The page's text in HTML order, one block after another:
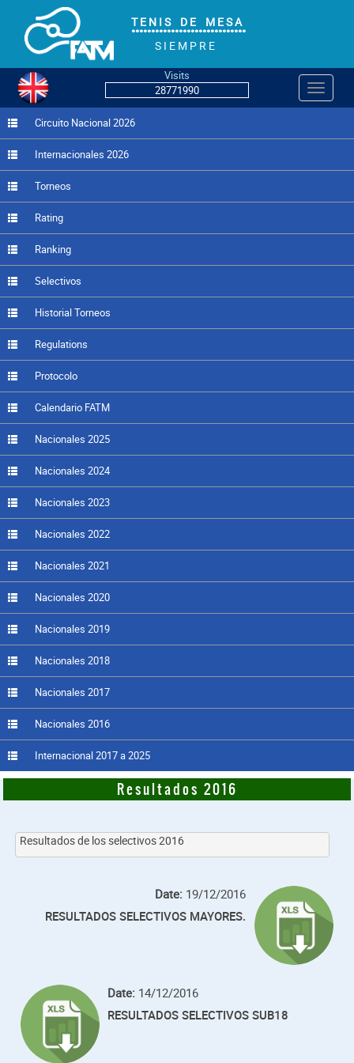
T E N I S D E M E S A
°°°°°°°°°°°°°°°°°°°°°°°°°°°°°
S I E M P R E
Visits
28771990
Circuito Nacional 2026
Internacionales 2026
Torneos
Rating
Ranking
Selectivos
Historial Torneos
Regulations
Protocolo
Calendario FATM
Nacionales 2025
Nacionales 2024
Nacionales 2023
Nacionales 2022
Nacionales 2021
Nacionales 2020
Nacionales 2019
Nacionales 2018
Nacionales 2017
Nacionales 2016
Internacional 2017 a 2025
Resultados 2016
Resultados de los selectivos 2016
Date: 19/12/2016
RESULTADOS SELECTIVOS MAYORES.
Date: 14/12/2016
RESULTADOS SELECTIVOS SUB18